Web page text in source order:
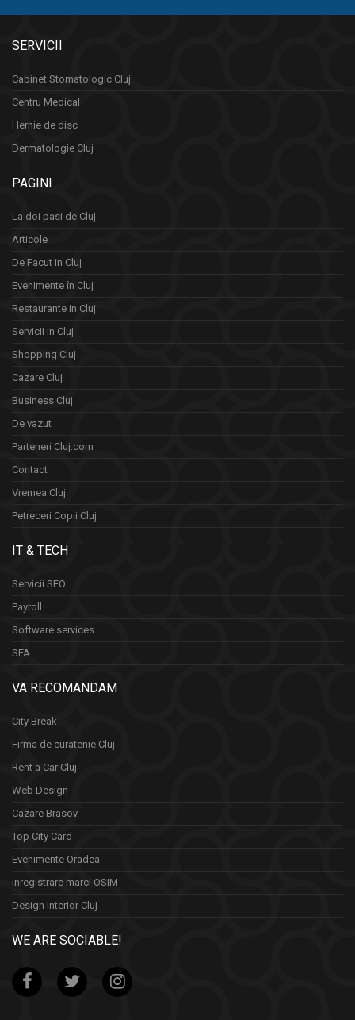
SERVICII
Cabinet Stomatologic Cluj
Centru Medical
Hernie de disc
Dermatologie Cluj
PAGINI
La doi pasi de Cluj
Articole
De Facut in Cluj
Evenimente în Cluj
Restaurante in Cluj
Servicii in Cluj
Shopping Cluj
Cazare Cluj
Business Cluj
De vazut
Parteneri Cluj.com
Contact
Vremea Cluj
Petreceri Copii Cluj
IT & TECH
Servicii SEO
Payroll
Software services
SFA
VA RECOMANDAM
City Break
Firma de curatenie Cluj
Rent a Car Cluj
Web Design
Cazare Brasov
Top City Card
Evenimente Oradea
Inregistrare marci OSIM
Design Interior Cluj
WE ARE SOCIABLE!